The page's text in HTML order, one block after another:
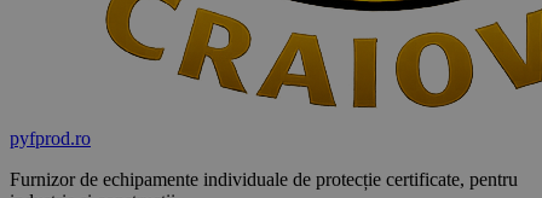
pyfprod.ro
Furnizor de echipamente individuale de protecție certificate, pentru